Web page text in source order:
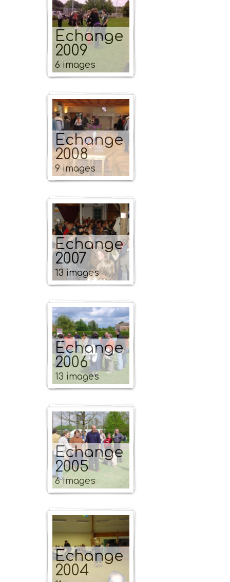
Echange
2009
6 images
Echange
2008
9 images
Echange
2007
13 images
Echange
2006
13 images
Echange
2005
6 images
Echange
2004